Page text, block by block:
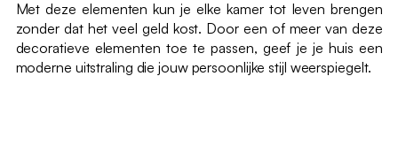
Met deze elementen kun je elke kamer tot leven brengen
zonder dat het veel geld kost. Door een of meer van deze
decoratieve elementen toe te passen, geef je je huis een
moderne uitstraling die jouw persoonlijke stijl weerspiegelt.